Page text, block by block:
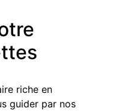
riche en
guider par nos